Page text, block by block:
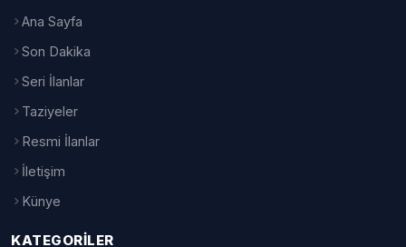
Kafkas Navruzu, doğanın eşsiz
güzelliklerinden biri olarak yeniden
yüzünü gösterdi. Baharın son günleri ve
yaz mevsiminin başlangıcında açan
nadir bitki, hem doğa tutkunlarının hem
de fotoğrafçıların ilgisini çekiyor.